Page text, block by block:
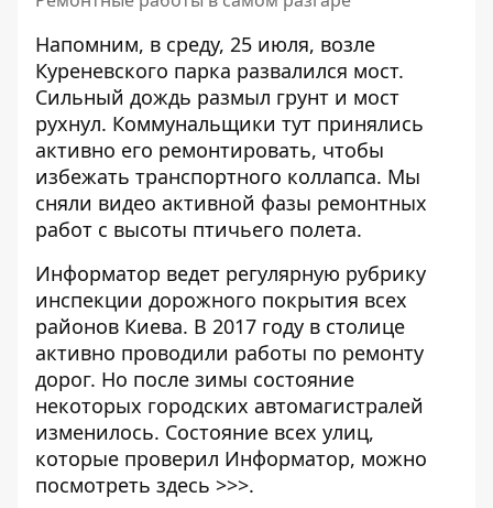
Напомним, в среду, 25 июля, возле
Куреневского парка развалился мост.
Сильный дождь размыл грунт и мост
рухнул. Коммунальщики тут принялись
активно его ремонтировать, чтобы
избежать транспортного коллапса. Мы
сняли видео активной фазы ремонтных
работ с высоты птичьего полета.
Информатор ведет регулярную рубрику
инспекции дорожного покрытия всех
районов Киева. В 2017 году в столице
активно проводили работы по ремонту
дорог. Но после зимы состояние
некоторых городских автомагистралей
изменилось. Состояние всех улиц,
которые проверил Информатор, можно
посмотреть здесь >>>.